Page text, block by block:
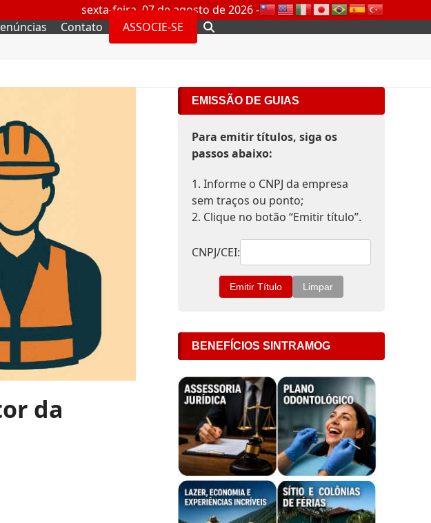
sexta-feira, 07 de agosto de 2026 -
Contato ASSOCIE-SE
da
EMISSÃO DE GUIAS
Para emitir títulos, siga os
passos abaixo:
1. Informe o CNPJ da empresa
sem traços ou ponto;
2. Clique no botão “Emitir título”.
CNPJ/CEI:
BENEFÍCIOS SINTRAMOG